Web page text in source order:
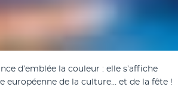
d’emblée la couleur : elle s’affiche
de la culture… et de la fête !